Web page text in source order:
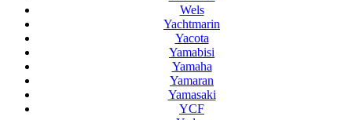
Wels
Yachtmarin
Yacota
Yamabisi
Yamaha
Yamaran
Yamasaki
YCF